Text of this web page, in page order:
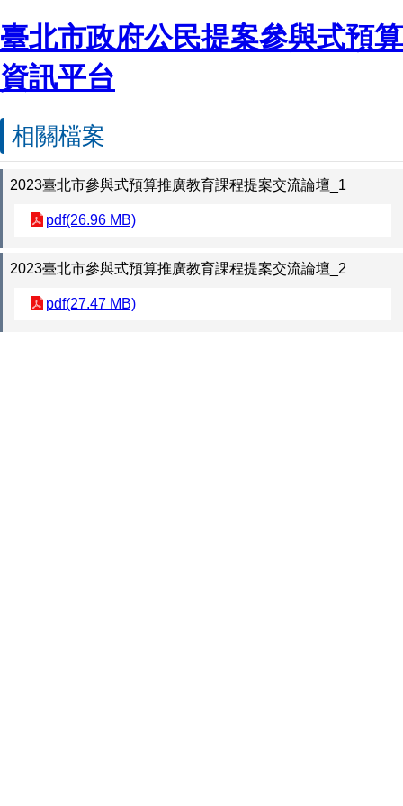
臺北市政府公民提案參與式預算
資訊平台
相關檔案
2023臺北市參與式預算推廣教育課程提案交流論壇_1
pdf(26.96 MB)
2023臺北市參與式預算推廣教育課程提案交流論壇_2
pdf(27.47 MB)